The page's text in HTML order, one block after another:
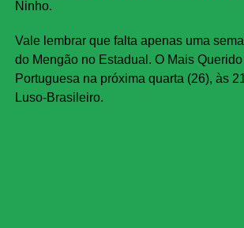
Ninho.
Vale lembrar que falta apenas uma
do Mengão no Estadual. O Mais
Portuguesa na próxima quarta (26), às
Luso-Brasileiro.